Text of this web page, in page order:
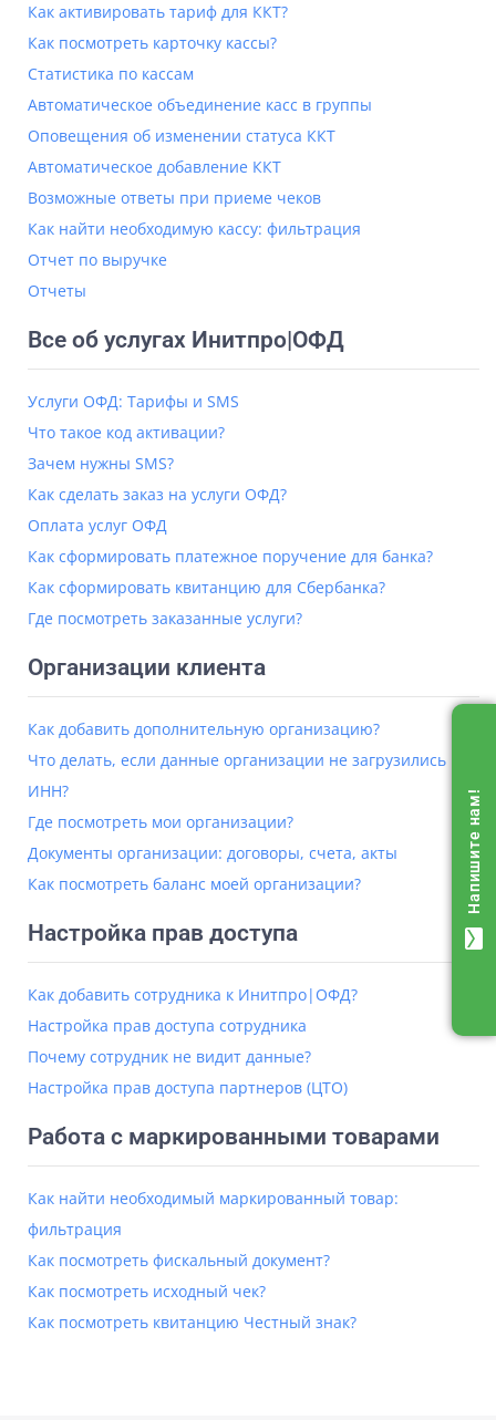
Как активировать тариф для ККТ?
Как посмотреть карточку кассы?
Статистика по кассам
Автоматическое объединение касс в группы
Оповещения об изменении статуса ККТ
Автоматическое добавление ККТ
Возможные ответы при приеме чеков
Как найти необходимую кассу: фильтрация
Отчет по выручке
Отчеты
Все об услугах Инитпро|ОФД
Услуги ОФД: Тарифы и SMS
Что такое код активации?
Зачем нужны SMS?
Как сделать заказ на услуги ОФД?
Оплата услуг ОФД
Как сформировать платежное поручение для банка?
Как сформировать квитанцию для Сбербанка?
Где посмотреть заказанные услуги?
Организации клиента
Как добавить дополнительную организацию?
Что делать, если данные организации не загрузились по
ИНН?
Где посмотреть мои организации?
Документы организации: договоры, счета, акты
Как посмотреть баланс моей организации?
Настройка прав доступа
Как добавить сотрудника к Инитпро|ОФД?
Настройка прав доступа сотрудника
Почему сотрудник не видит данные?
Настройка прав доступа партнеров (ЦТО)
Работа с маркированными товарами
Как найти необходимый маркированный товар:
фильтрация
Как посмотреть фискальный документ?
Как посмотреть исходный чек?
Как посмотреть квитанцию Честный знак?
mail
Напишите нам!